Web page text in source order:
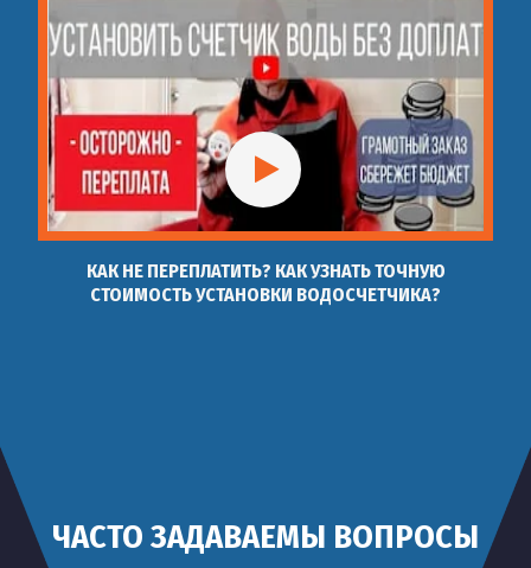
КАК НЕ ПЕРЕПЛАТИТЬ? КАК УЗНАТЬ ТОЧНУЮ
СТОИМОСТЬ УСТАНОВКИ ВОДОСЧЕТЧИКА?
ЧАСТО ЗАДАВАЕМЫ ВОПРОСЫ